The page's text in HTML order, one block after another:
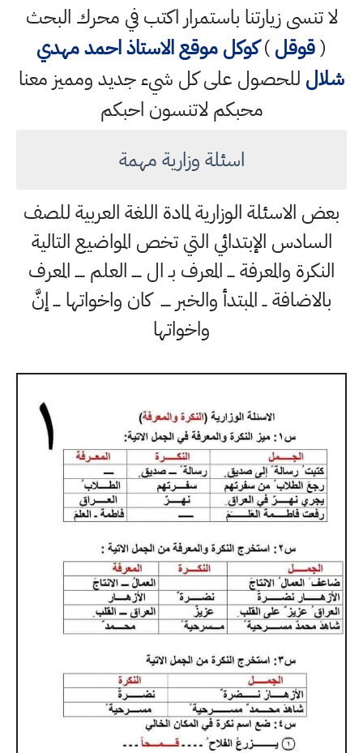
لا تنسى زيارتنا باستمرار اكتب في محرك البحث
(قوقل)كوكلموقع الاستاذ احمد مهدي
شلال للحصول على كل شيء جديد ومميز معنا
محبكم لاتنسون احبكم
اسئلة وزارية مهمة
بعض الاسئلة الوزارية لمادة اللغة العربية للصف
السادس الإبتدائي التي تخص المواضيع التالية
النكرة والمعرفة ـــ المعرف بـ ال ــــ العلم ــــ المعرف
بالاضافة ــ المبتدأ والخبر ــــ كان واخواتها ـــ إنَّ
واخواتها